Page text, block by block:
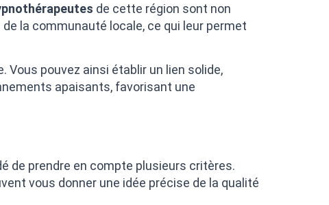
de cette région sont non
la communauté locale, ce qui leur permet
pouvez ainsi établir un lien solide,
apaisants, favorisant une
de prendre en compte plusieurs critères.
vous donner une idée précise de la qualité